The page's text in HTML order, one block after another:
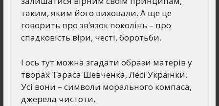
таким, яким його виховали. А ще це
говорить про зв’язок поколінь – про
спадковість віри, честі, боротьби.
І ось тут можна згадати образи матерів у
творах Тараса Шевченка, Лесі Українки.
Усі вони – символи морального компаса,
джерела чистоти.